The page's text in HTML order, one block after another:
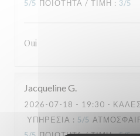
5/5 ΠΟΙΌΤΗΤΑ / ΤΙΜΉ : 3/5
Oui
JacquelineG
2026-07-18 - 19:30 -
ΥΠΗΡΕΣΊΑ : 5/5